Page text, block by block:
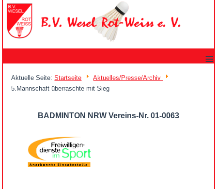
≡
Aktuelle Seite:Startseite
Aktuelles/Presse/Archiv
5.Mannschaft überraschte mit Sieg
BADMINTON NRW Vereins-Nr. 01-0063